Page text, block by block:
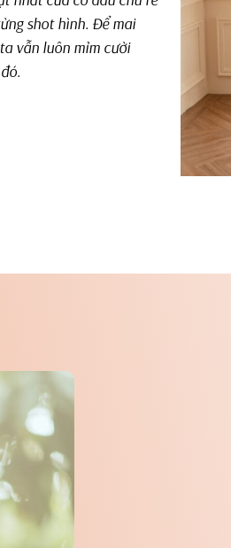
shot hình. Để mai
vẫn luôn mỉm cười